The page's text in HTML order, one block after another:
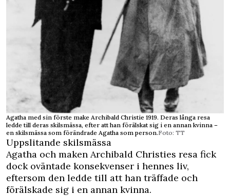
Agatha med sin förste make Archibald Christie 1919. Deras långa resa
ledde till deras skilsmässa, efter att han förälskat sig i en annan kvinna –
en skilsmässa som förändrade Agatha som person.Foto: TT
Uppslitande skilsmässa
Agatha och maken Archibald Christies resa fick
dock oväntade konsekvenser i hennes liv,
eftersom den ledde till att han träffade och
förälskade sig i en annan kvinna.